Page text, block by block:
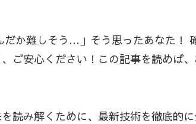
だか難しそう…」そう思ったあなた
ご安心ください！この記事を読めば
読み解くために、最新技術を徹底的